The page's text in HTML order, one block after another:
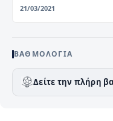
21/03/2021
ΒΑΘΜΟΛΟΓΊΑ
Δείτε την πλήρη